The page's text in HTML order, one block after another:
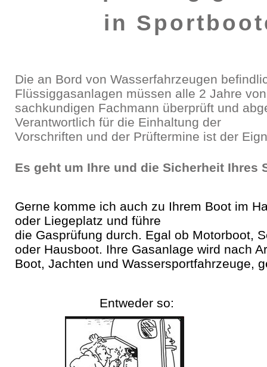
in
Die an Bord von Wasserfahrzeugen
Flüssiggasanlagen müssen alle 2 Jahre
sachkundigen Fachmann überprüft und
Verantwortlich für die Einhaltung der
Vorschriften und der Prüftermine ist der
Es geht um Ihre und die Sicherheit Ihres
Gerne komme ich auch zu Ihrem Boot im
oder Liegeplatz und führe
die Gasprüfung durch. Egal ob Motorboot,
oder Hausboot. Ihre Gasanlage wird nach
Boot, Jachten und Wassersportfahrzeuge,
Entweder so: